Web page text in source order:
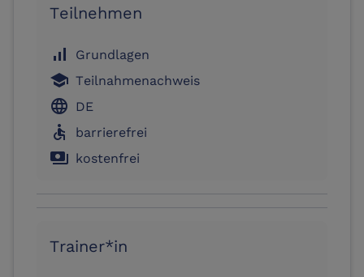
Teilnehmen
signal_cellular_alt Grundlagen
school Teilnahmenachweis
language DE
accessible barrierefrei
payments kostenfrei
Trainer*in